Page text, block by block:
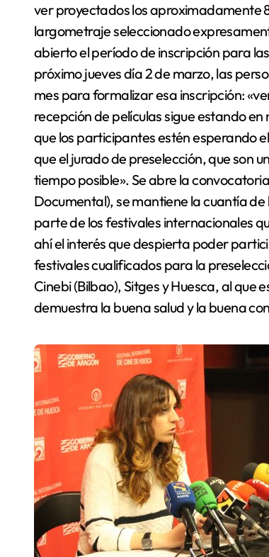
ver proyectados los aproximadamente
largometraje seleccionado
abierto el período de inscripción para
próximo jueves día 2 de marzo, las
mes para formalizar esa inscripción:
recepción de películas sigue estando
que los participantes estén esperando
que el jurado de preselección, que son
tiempo posible». Se abre la
Documental), se mantiene la cuantía
parte de los festivales internacionales
ahí el interés que despierta poder
festivales cualificados para la
Cinebi (Bilbao), Sitges y Huesca, al que
demuestra la buena salud y la buena